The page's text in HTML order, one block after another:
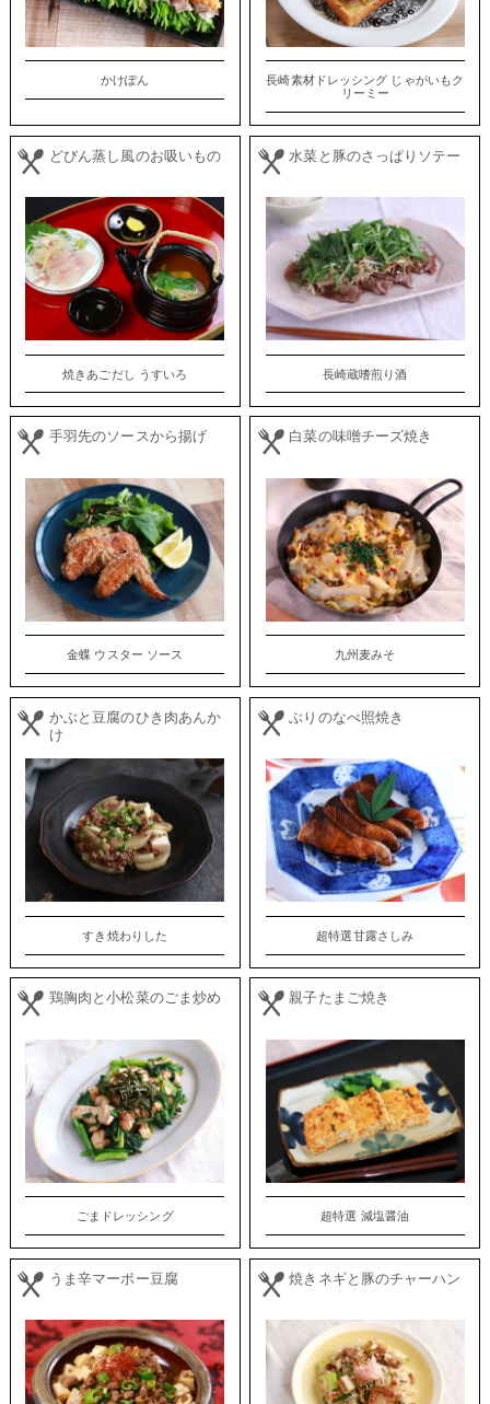
かけぽん
長崎素材ドレッシング じゃがいもク
リーミー
どびん蒸し風のお吸いもの
焼きあごだし うすいろ
水菜と豚のさっぱりソテー
長崎蔵嗜煎り酒
手羽先のソースから揚げ
金蝶 ウスター ソース
白菜の味噌チーズ焼き
九州麦みそ
かぶと豆腐のひき肉あんか
け
すき焼わりした
ぶりのなべ照焼き
超特選甘露さしみ
鶏胸肉と小松菜のごま炒め
ごまドレッシング
親子たまご焼き
超特選 減塩醤油
うま辛マーボー豆腐 焼きネギと豚のチャーハン